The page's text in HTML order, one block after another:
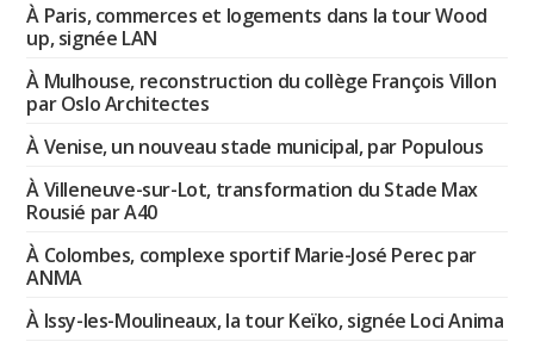
À Paris, commerces et logements dans la tour Wood
up, signée LAN
À Mulhouse, reconstruction du collège François Villon
par Oslo Architectes
À Venise, un nouveau stade municipal, par Populous
À Villeneuve-sur-Lot, transformation du Stade Max
Rousié par A40
À Colombes, complexe sportif Marie-José Perec par
ANMA
À Issy-les-Moulineaux, la tour Keïko, signée Loci Anima